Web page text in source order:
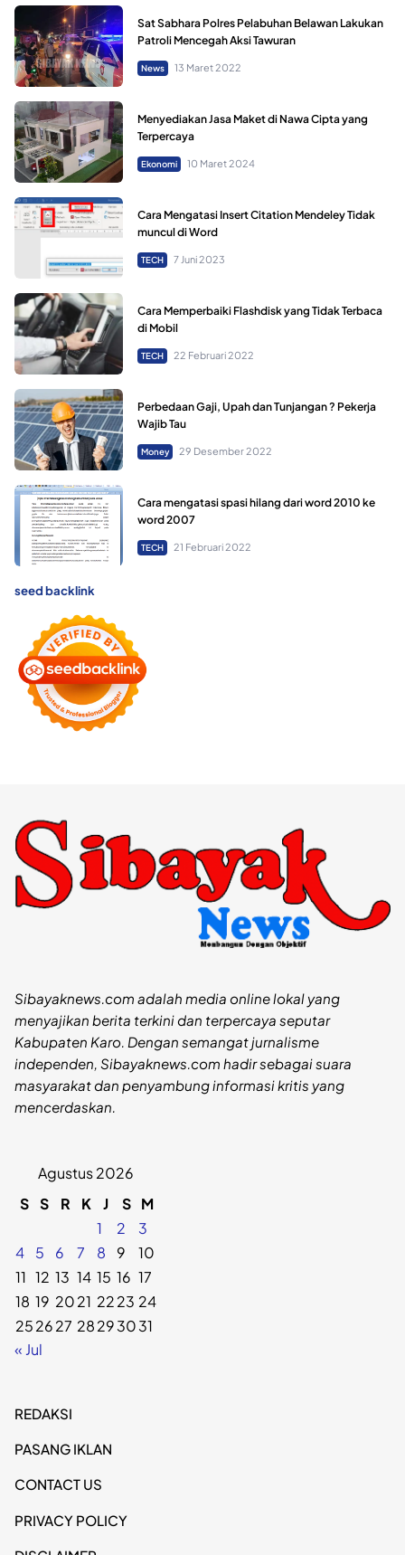
Sat Sabhara Polres Pelabuhan Belawan Lakukan
Patroli Mencegah Aksi Tawuran
News 13 Maret 2022
Menyediakan Jasa Maket di Nawa Cipta yang
Terpercaya
Ekonomi 10 Maret 2024
Cara Mengatasi Insert Citation Mendeley Tidak
muncul di Word
TECH 7 Juni 2023
Cara Memperbaiki Flashdisk yang Tidak Terbaca
di Mobil
TECH 22 Februari 2022
Perbedaan Gaji, Upah dan Tunjangan ? Pekerja
Wajib Tau
Money 29 Desember 2022
Cara mengatasi spasi hilang dari word 2010 ke
word 2007
TECH 21 Februari 2022
seed backlink
Sibayaknews.com adalah media online lokal yang
menyajikan berita terkini dan terpercaya seputar
Kabupaten Karo. Dengan semangat jurnalisme
independen, Sibayaknews.com hadir sebagai suara
masyarakat dan penyambung informasi kritis yang
mencerdaskan.
Agustus 2026
S S R K J S M
1
2
3
4
5 6 7 8 9
10
11 12 13 14 15 16 17
18 19 2021 2223 24
252627 28293031
« Jul
REDAKSI
PASANG IKLAN
CONTACT US
PRIVACY POLICY